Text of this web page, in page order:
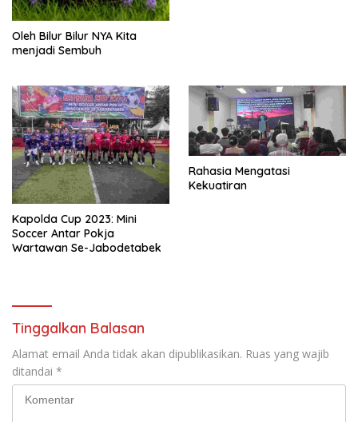
Oleh Bilur Bilur NYA Kita
menjadi Sembuh
Kapolda Cup 2023: Mini
Soccer Antar Pokja
Wartawan Se-Jabodetabek
Rahasia Mengatasi
Kekuatiran
Tinggalkan Balasan
Alamat email Anda tidak akan dipublikasikan. Ruas yang wajib
ditandai *